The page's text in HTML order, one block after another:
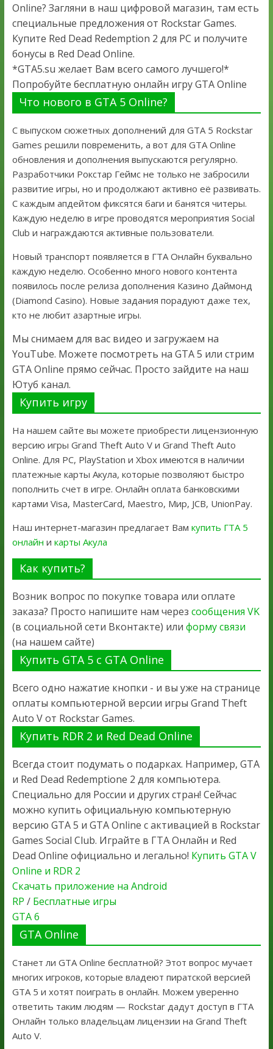
Online? Загляни в наш цифровой магазин, там есть
специальные предложения от Rockstar Games.
Купите Red Dead Redemption 2 для PC и получите
бонусы в Red Dead Online.
*GTA5.su желает Вам всего самого лучшего!*
Попробуйте бесплатную онлайн игру GTA Online
Что нового в GTA 5 Online?
С выпуском сюжетных дополнений для GTA 5 Rockstar
Games решили повременить, а вот для GTA Online
обновления и дополнения выпускаются регулярно.
Разработчики Рокстар Геймс не только не забросили
развитие игры, но и продолжают активно её развивать.
С каждым апдейтом фиксятся баги и банятся читеры.
Каждую неделю в игре проводятся мероприятия Social
Club и награждаются активные пользователи.
Новый транспорт появляется в ГТА Онлайн буквально
каждую неделю. Особенно много нового контента
появилось после релиза дополнения Казино Даймонд
(Diamond Casino). Новые задания порадуют даже тех,
кто не любит азартные игры.
Мы снимаем для вас видео и загружаем на
YouTube. Можете посмотреть на GTA 5 или стрим
GTA Online прямо сейчас. Просто зайдите на наш
Ютуб канал.
Купить игру
На нашем сайте вы можете приобрести лицензионную
версию игры Grand Theft Auto V и Grand Theft Auto
Online. Для PC, PlayStation и Xbox имеются в наличии
платежные карты Акула, которые позволяют быстро
пополнить счет в игре. Онлайн оплата банковскими
картами Visa, MasterCard, Maestro, Мир, JCB, UnionPay.
Наш интернет-магазин предлагает Вам купить ГТА 5
онлайн и карты Акула
Как купить?
Возник вопрос по покупке товара или оплате
заказа? Просто напишите нам через сообщения VK
(в социальной сети Вконтакте) или форму связи
(на нашем сайте)
Купить GTA 5 с GTA Online
Всего одно нажатие кнопки - и вы уже на странице
оплаты компьютерной версии игры Grand Theft
Auto V от Rockstar Games.
Купить RDR 2 и Red Dead Online
Всегда стоит подумать о подарках. Например, GTA
и Red Dead Redemptione 2 для компьютера.
Специально для России и других стран! Сейчас
можно купить официальную компьютерную
версию GTA 5 и GTA Online с активацией в Rockstar
Games Social Club. Играйте в ГТА Онлайн и Red
Dead Online официально и легально! Купить GTA V
Online и RDR 2
Скачать приложение на Android
RP / Бесплатные игры
GTA 6
GTA Online
Станет ли GTA Online бесплатной? Этот вопрос мучает
многих игроков, которые владеют пиратской версией
GTA 5 и хотят поиграть в онлайн. Можем уверенно
ответить таким людям — Rockstar дадут доступ в ГТА
Онлайн только владельцам лицензии на Grand Theft
Auto V.